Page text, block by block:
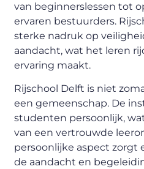
van beginnerslessen tot
ervaren bestuurders.
sterke nadruk op
aandacht, wat het leren
ervaring maakt.
Rijschool Delft is niet
een gemeenschap. De
studenten persoonlijk,
van een vertrouwde
persoonlijke aspect zorgt
de aandacht en